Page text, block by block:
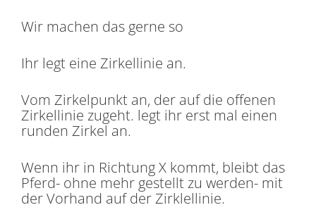
Wir machen das gerne so
Ihr legt eine Zirkellinie an.
Vom Zirkelpunkt an, der auf die offenen
Zirkellinie zugeht. legt ihr erst mal einen
runden Zirkel an.
Wenn ihr in Richtung X kommt, bleibt das
Pferd- ohne mehr gestellt zu werden- mit
der Vorhand auf der Zirklellinie.